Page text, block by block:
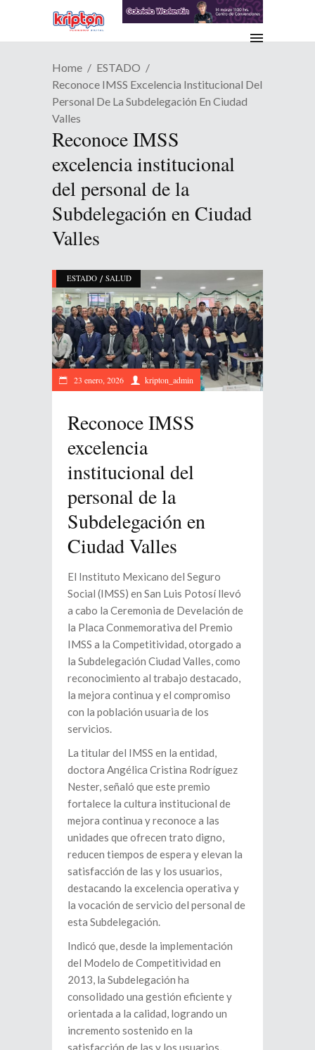
Home
ESTADO
Reconoce IMSS Excelencia Institucional Del
Personal De La Subdelegación En Ciudad
Valles
Reconoce IMSS
excelencia institucional
del personal de la
Subdelegación en Ciudad
Valles
ESTADO / SALUD
23 enero, 2026 kripton_admin
Reconoce IMSS
excelencia
institucional del
personal de la
Subdelegación en
Ciudad Valles
El Instituto Mexicano del Seguro
Social (IMSS) en San Luis Potosí llevó
a cabo la Ceremonia de Develación de
la Placa Conmemorativa del Premio
IMSS a la Competitividad, otorgado a
la Subdelegación Ciudad Valles, como
reconocimiento al trabajo destacado,
la mejora continua y el compromiso
con la población usuaria de los
servicios.
La titular del IMSS en la entidad,
doctora Angélica Cristina Rodríguez
Nester, señaló que este premio
fortalece la cultura institucional de
mejora continua y reconoce a las
unidades que ofrecen trato digno,
reducen tiempos de espera y elevan la
satisfacción de las y los usuarios,
destacando la excelencia operativa y
la vocación de servicio del personal de
esta Subdelegación.
Indicó que, desde la implementación
del Modelo de Competitividad en
2013, la Subdelegación ha
consolidado una gestión eficiente y
orientada a la calidad, logrando un
incremento sostenido en la
satisfacción de las y los usuarios,